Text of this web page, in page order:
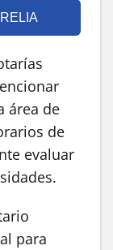
área de
de
evaluar
para